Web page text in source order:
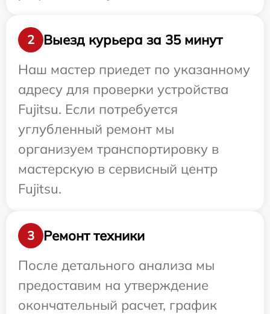
2
Выезд курьера за 35 минут
Наш мастер приедет по указанному
адресу для проверки устройства
Fujitsu. Если потребуется
углубленный ремонт мы
организуем транспортировку в
мастерскую в сервисный центр
Fujitsu.
3
Ремонт техники
После детального анализа мы
предоставим на утверждение
окончательный расчет, график